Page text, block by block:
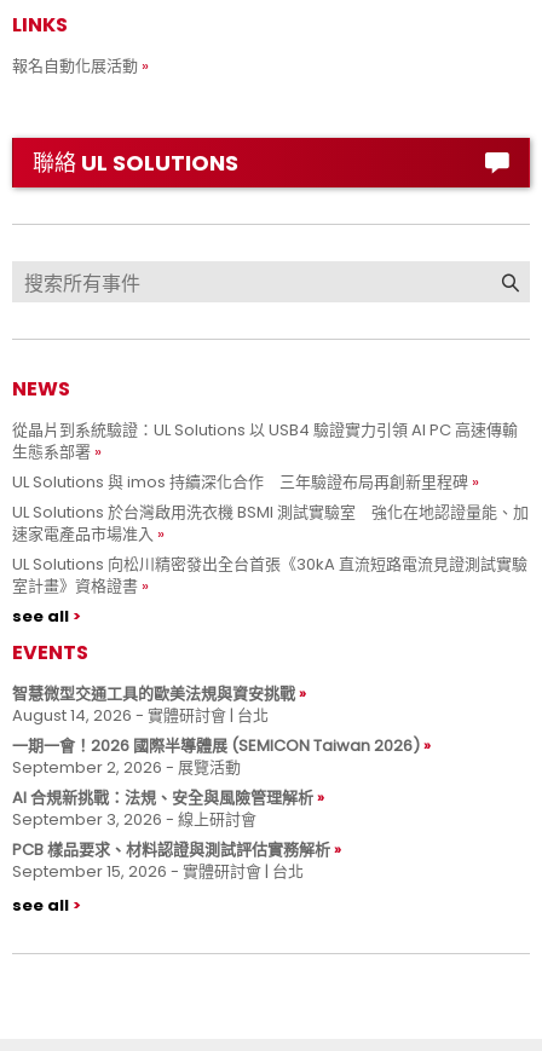
LINKS
報名自動化展活動
聯絡 UL SOLUTIONS
NEWS
從晶片到系統驗證：UL Solutions 以 USB4 驗證實力引領 AI PC 高速傳輸
生態系部署
UL Solutions 與 imos 持續深化合作 三年驗證布局再創新里程碑
UL Solutions 於台灣啟用洗衣機 BSMI 測試實驗室 強化在地認證量能、加
速家電產品市場准入
UL Solutions 向松川精密發出全台首張《30kA 直流短路電流見證測試實驗
室計畫》資格證書
see all
EVENTS
智慧微型交通工具的歐美法規與資安挑戰
August 14, 2026 - 實體研討會 | 台北
一期一會！2026 國際半導體展 (SEMICON Taiwan 2026)
September 2, 2026 - 展覽活動
AI 合規新挑戰：法規、安全與風險管理解析
September 3, 2026 - 線上研討會
PCB 樣品要求、材料認證與測試評估實務解析
September 15, 2026 - 實體研討會 | 台北
see all